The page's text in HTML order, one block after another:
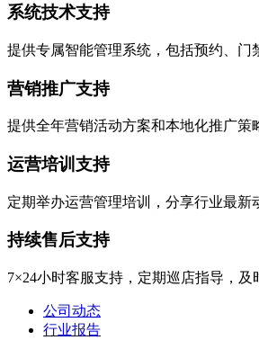
系统技术支持
提供专属智能管理系统，包括预约、门
营销推广支持
提供全年营销活动方案和本地化推广策
运营培训支持
定期举办运营管理培训，分享行业最新
持续售后支持
7×24小时客服支持，定期巡店指导，及
公司动态
行业报告